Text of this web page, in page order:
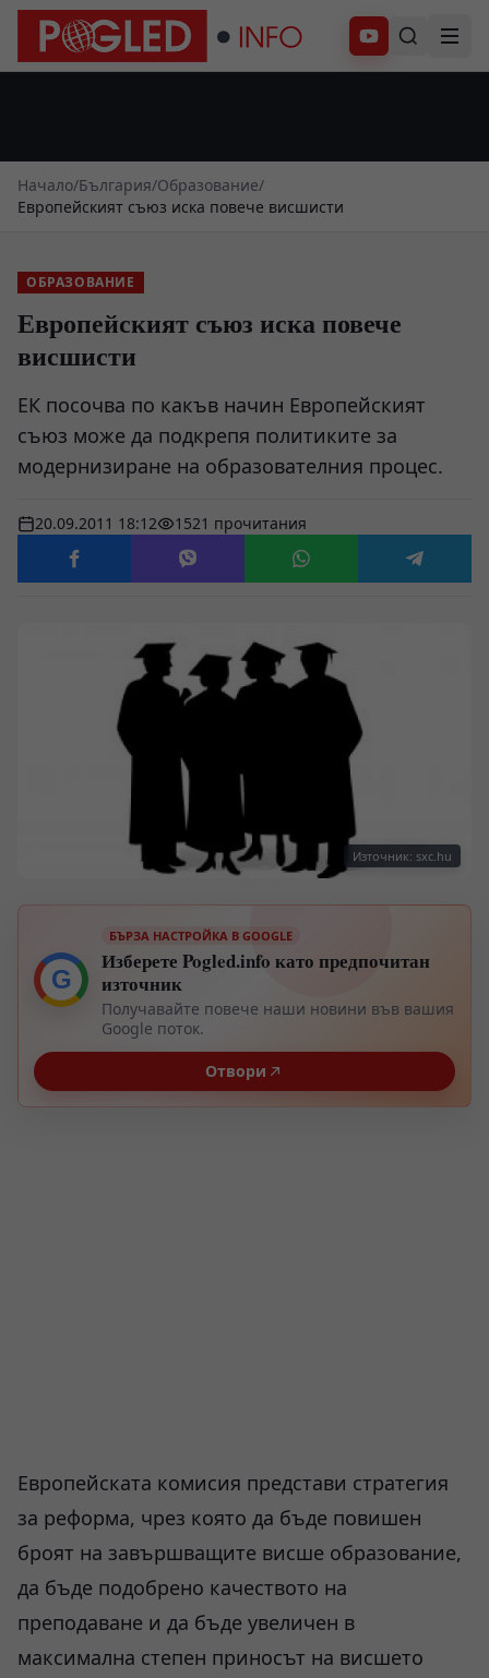
Абонирай се
Начало/България/Образование/
Европейският съюз иска повече висшисти
ОБРАЗОВАНИЕ
Европейският съюз иска повече
висшисти
ЕК посочва по какъв начин Европейският
съюз може да подкрепя политиките за
модернизиране на образователния процес.
20.09.2011 18:12 1521 прочитания
Източник: sxc.hu
G
БЪРЗА НАСТРОЙКА В GOOGLE
Изберете Pogled.info като предпочитан
източник
Получавайте повече наши новини във вашия
Google поток.
Отвори
Европейската комисия представи стратегия
за реформа, чрез която да бъде повишен
броят на завършващите висше образование,
да бъде подобрено качеството на
преподаване и да бъде увеличен в
максимална степен приносът на висшето